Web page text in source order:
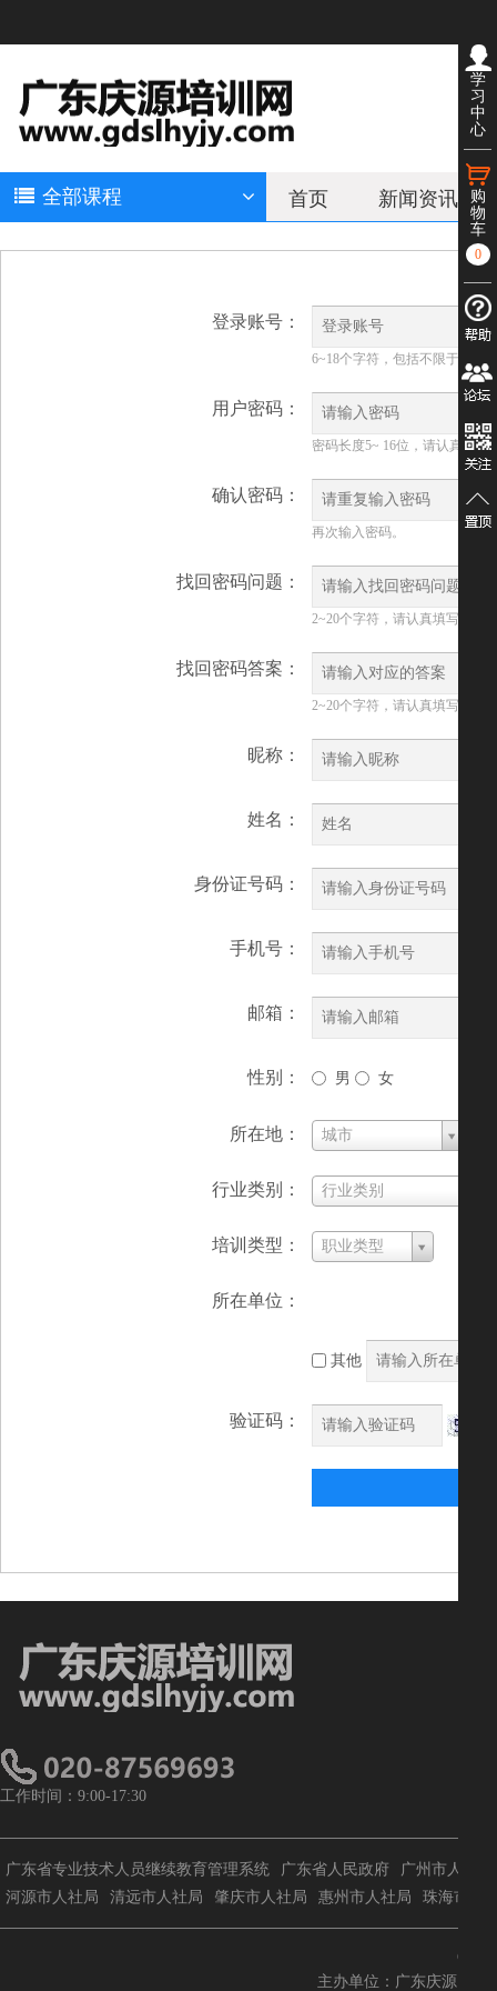
全部课程 首页 新闻资讯
登录账号：
6~18个字符，包括不限于字母
用户密码：
密码长度5~ 16位，请认真填
确认密码：
再次输入密码。
找回密码问题：
2~20个字符，请认真填写并紧
找回密码答案：
2~20个字符，请认真填写并紧
昵称：
姓名：
身份证号码：
手机号：
邮箱：
性别： 男 女
所在地： 城市
行业类别： 行业类别
培训类型： 职业类型
所在单位：
其他
验证码：
工作时间：9:00-17:30
广东省专业技术人员继续教育管理系统 广东省人民政府
广州市人社局
河源市人社局
清远市人社局 肇庆市人社局 惠州市人社局 珠海市人
主办单位：广东庆源咨询
学
习
中
心
购
物
车
0